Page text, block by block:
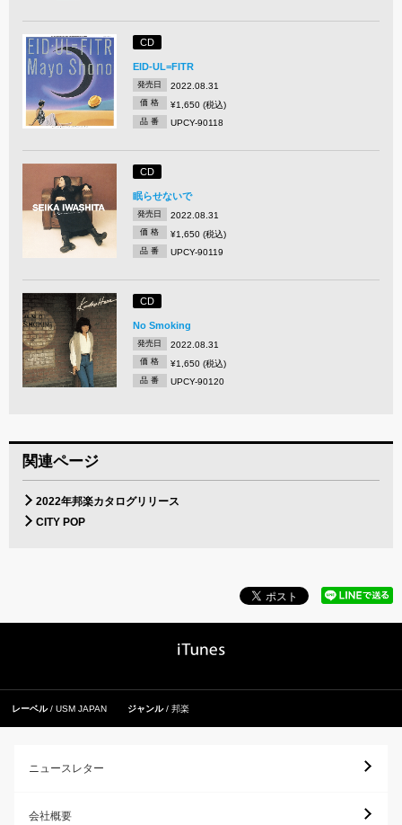
CD
EID-UL=FITR
発売日 2022.08.31
価 格 ¥1,650 (税込)
品 番 UPCY-90118
CD
眠らせないで
発売日 2022.08.31
価 格 ¥1,650 (税込)
品 番 UPCY-90119
CD
No Smoking
発売日 2022.08.31
価 格 ¥1,650 (税込)
品 番 UPCY-90120
関連ページ
2022年邦楽カタログリリース
CITY POP
レーベル USM JAPAN ジャンル 邦楽
ニュースレター
会社概要